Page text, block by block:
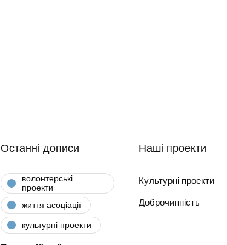
Останні дописи
волонтерські
проекти
життя асоціації
культурні проекти
Наші проекти
Культурні проекти
Доброчинність